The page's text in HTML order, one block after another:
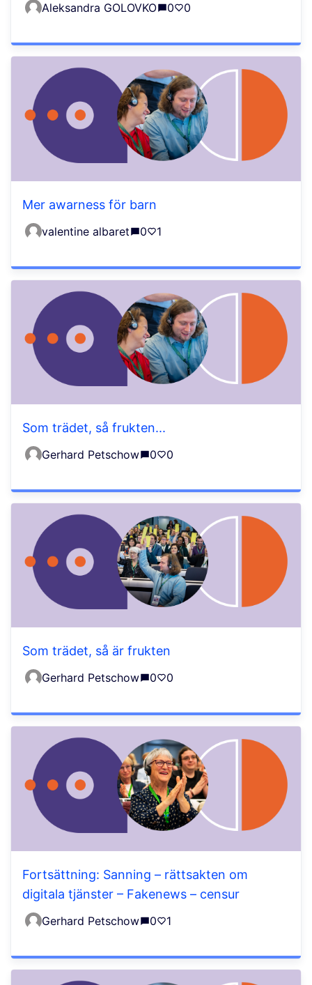
Aleksandra GOLOVKO 0 0
Mer awarness för barn
valentine albaret 0 1
Som trädet, så frukten...
Gerhard Petschow 0 0
Som trädet, så är frukten
Gerhard Petschow 0 0
Fortsättning: Sanning – rättsakten om
digitala tjänster – Fakenews – censur
Gerhard Petschow 0 1